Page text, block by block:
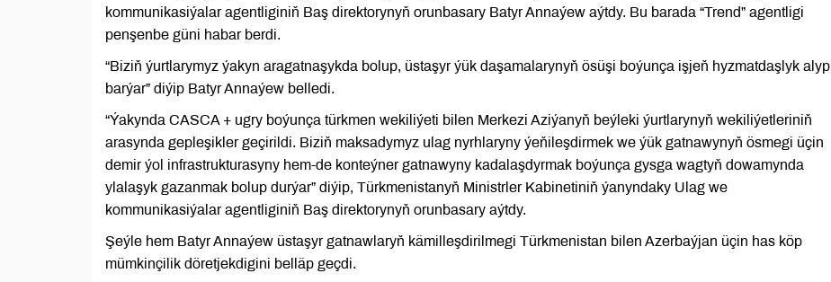
kommunikasiýalar agentliginiň Baş direktorynyň orunbasary Batyr Annaýew aýtdy. Bu barada “Trend” agentligi
penşenbe güni habar berdi.
“Biziň ýurtlarymyz ýakyn aragatnaşykda bolup, üstaşyr ýük daşamalarynyň ösüşi boýunça işjeň hyzmatdaşlyk alyp
barýar” diýip Batyr Annaýew belledi.
“Ýakynda CASCA + ugry boýunça türkmen wekiliýeti bilen Merkezi Aziýanyň beýleki ýurtlarynyň wekiliýetleriniň
arasynda gepleşikler geçirildi. Biziň maksadymyz ulag nyrhlaryny ýeňileşdirmek we ýük gatnawynyň ösmegi üçin
demir ýol infrastrukturasyny hem-de konteýner gatnawyny kadalaşdyrmak boýunça gysga wagtyň dowamynda
ylalaşyk gazanmak bolup durýar” diýip, Türkmenistanyň Ministrler Kabinetiniň ýanyndaky Ulag we
kommunikasiýalar agentliginiň Baş direktorynyň orunbasary aýtdy.
Şeýle hem Batyr Annaýew üstaşyr gatnawlaryň kämilleşdirilmegi Türkmenistan bilen Azerbaýjan üçin has köp
mümkinçilik döretjekdigini belläp geçdi.